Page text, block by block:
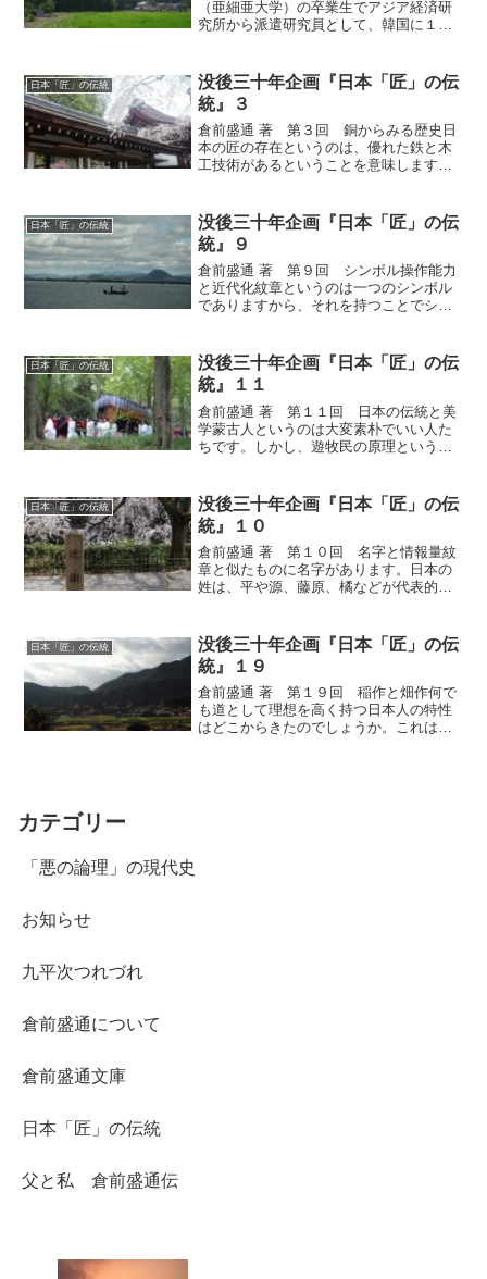
（亜細亜大学）の卒業生でアジア経済研
究所から派遣研究員として、韓国に１０
いうことですかと聞いたことがありま
す。その答えは、韓国の農村の...
日本「匠」の伝統
没後三十年企画『日本「匠」の伝
統』３
倉前盛通 著 第３回 銅からみる歴史日
本の匠の存在というのは、優れた鉄と木
工技術があるということを意味します。
そうですが、道具でも鑿（のみ）や鉋
（かんな）、鋸（のこぎり...
日本「匠」の伝統
没後三十年企画『日本「匠」の伝
統』９
倉前盛通 著 第９回 シンボル操作能力
と近代化紋章というのは一つのシンボル
でありますから、それを持つことでシン
と裏の紋の二つがあります。公式の紋章
と非公式の紋章の二つを...
日本「匠」の伝統
没後三十年企画『日本「匠」の伝
統』１１
倉前盛通 著 第１１回 日本の伝統と美
学蒙古人というのは大変素朴でいい人た
ちです。しかし、遊牧民の原理というの
味で農耕社会の伝統は崩れていくだろう
と思います。一旦、徹底...
日本「匠」の伝統
没後三十年企画『日本「匠」の伝
統』１０
倉前盛通 著 第１０回 名字と情報量紋
章と似たものに名字があります。日本の
姓は、平や源、藤原、橘などが代表的な
朴、張などを代表的なものとして、約二
百五十くらいあるらしい...
日本「匠」の伝統
没後三十年企画『日本「匠」の伝
統』１９
倉前盛通 著 第１９回 稲作と畑作何で
も道として理想を高く持つ日本人の特性
はどこからきたのでしょうか。これは稲
カテゴリー
「悪の論理」の現代史
お知らせ
九平次つれづれ
倉前盛通について
倉前盛通文庫
日本「匠」の伝統
父と私 倉前盛通伝